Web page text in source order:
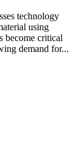
technology
using
become critical
demand for...